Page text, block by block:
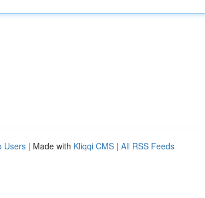
Users | Made with Kliqqi CMS | All RSS Feeds